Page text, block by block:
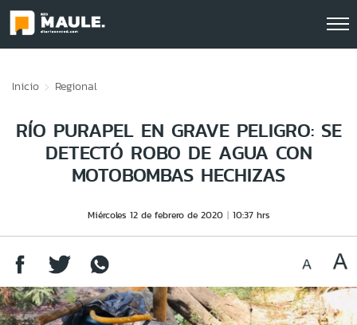
Inicio Regional
RÍO PURAPEL EN GRAVE PELIGRO: SE
DETECTÓ ROBO DE AGUA CON
MOTOBOMBAS HECHIZAS
Miércoles 12 de febrero de 2020 10:37 hrs